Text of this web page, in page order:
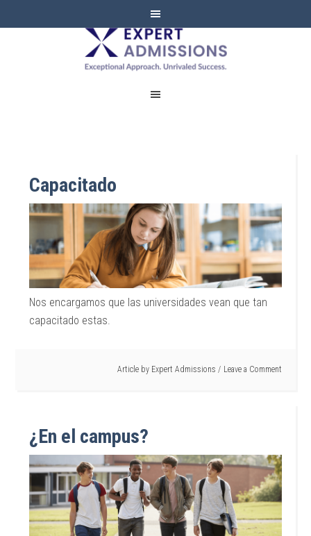
EXPERT
ADMISSIONS
Capacitado
Nos encargamos que las universidades vean que tan
capacitado estas.
Article by Expert Admissions Leave a Comment
¿En el campus?